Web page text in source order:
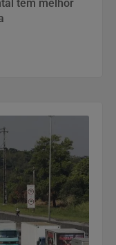
têm melhor